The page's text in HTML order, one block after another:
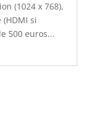
(1024 x 768),
si
500 euros...